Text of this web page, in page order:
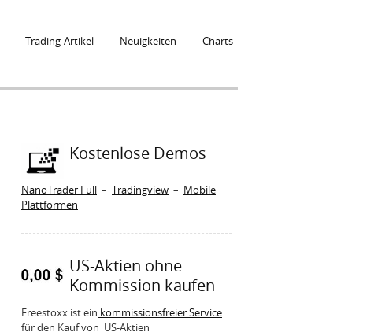
Trading-Artikel Neuigkeiten Charts
Kostenlose Demos
NanoTrader Full – Tradingview – Mobile
Plattformen
US-Aktien ohne
Kommission kaufen
Freestoxx ist ein kommissionsfreier Service
für den Kauf von US-Aktien